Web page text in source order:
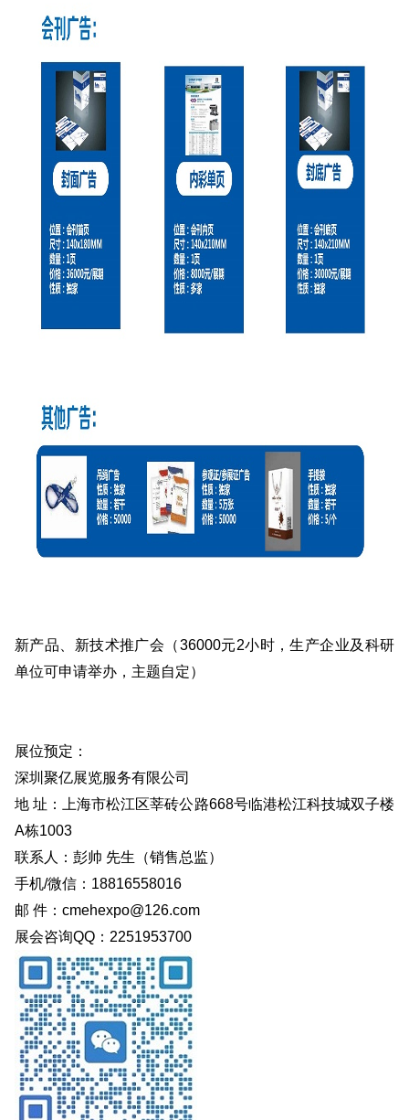
新产品、新技术推广会（36000元2小时，生产企业及科研
单位可申请举办，主题自定）
展位预定：
深圳聚亿展览服务有限公司
地 址：上海市松江区莘砖公路668号临港松江科技城双子楼
A栋1003
联系人：彭帅 先生（销售总监）
手机/微信：18816558016
邮 件：cmehexpo@126.com
展会咨询QQ：2251953700